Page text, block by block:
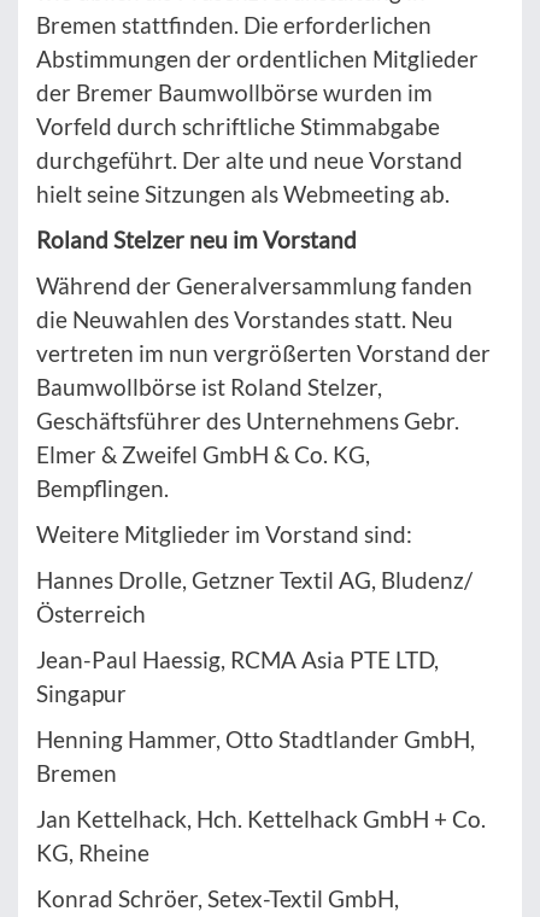
Bremen stattfinden. Die erforderlichen
Abstimmungen der ordentlichen Mitglieder
der Bremer Baumwollbörse wurden im
Vorfeld durch schriftliche Stimmabgabe
durchgeführt. Der alte und neue Vorstand
hielt seine Sitzungen als Webmeeting ab.
Roland Stelzer neu im Vorstand
Während der Generalversammlung fanden
die Neuwahlen des Vorstandes statt. Neu
vertreten im nun vergrößerten Vorstand der
Baumwollbörse ist Roland Stelzer,
Geschäftsführer des Unternehmens Gebr.
Elmer & Zweifel GmbH & Co. KG,
Bempflingen.
Weitere Mitglieder im Vorstand sind:
Hannes Drolle, Getzner Textil AG, Bludenz/
Österreich
Jean-Paul Haessig, RCMA Asia PTE LTD,
Singapur
Henning Hammer, Otto Stadtlander GmbH,
Bremen
Jan Kettelhack, Hch. Kettelhack GmbH + Co.
KG, Rheine
Konrad Schröer, Setex-Textil GmbH,